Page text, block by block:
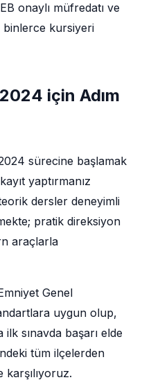
onaylı müfredatı ve
binlerce kursiyeri
için Adım
sürecine başlamak
yaptırmanız
dersler deneyimli
pratik direksiyon
araçlarla
Genel
uygun olup,
sınavda başarı elde
tüm ilçelerden